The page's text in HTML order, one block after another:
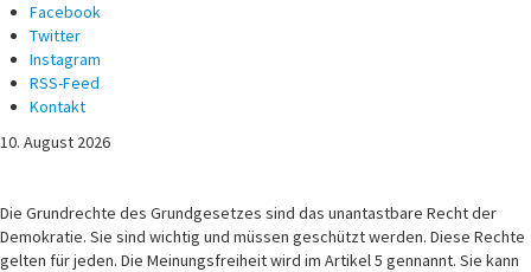
Facebook
Twitter
Instagram
RSS-Feed
Kontakt
10. August 2026
Michael Voß
Journalist und Christ
Die Grundrechte des Grundgesetzes sind das unantastbare Recht der
Demokratie. Sie sind wichtig und müssen geschützt werden. Diese Rechte
gelten für jeden. Die Meinungsfreiheit wird im Artikel 5 gennannt. Sie kann